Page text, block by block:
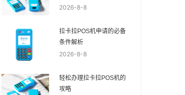
2026-8-8
拉卡拉POS机申请的必备
条件解析
2026-8-8
轻松办理拉卡拉POS机的
攻略